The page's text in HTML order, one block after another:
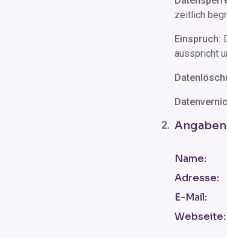
zeitlich
Einspruch:
ausspricht
Name:
Adresse:
E-Mail:
Webseite: